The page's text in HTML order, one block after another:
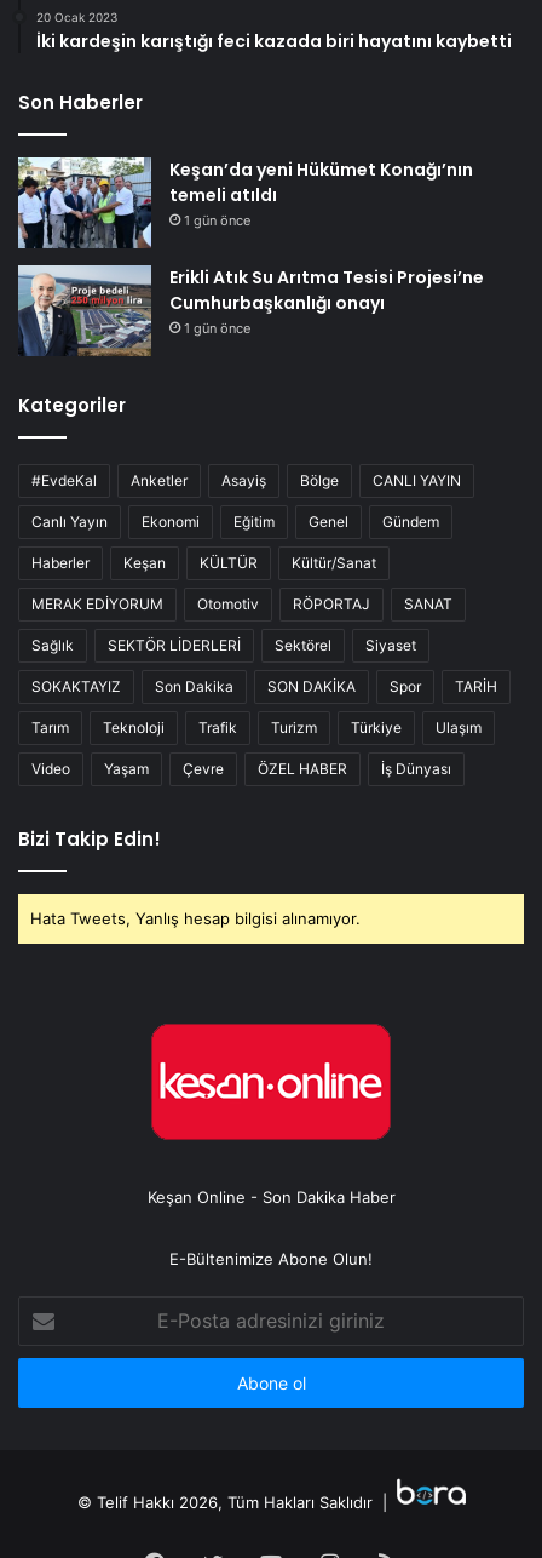
20 Ocak 2023
İki kardeşin karıştığı feci kazada biri hayatını kaybetti
Son Haberler
Keşan’da yeni Hükümet Konağı’nın
temeli atıldı
1 gün önce
Erikli Atık Su Arıtma Tesisi Projesi’ne
Cumhurbaşkanlığı onayı
1 gün önce
Kategoriler
#EvdeKal Anketler Asayiş Bölge CANLI YAYIN
Canlı Yayın Ekonomi Eğitim Genel Gündem
Haberler Keşan KÜLTÜR Kültür/Sanat
MERAK EDİYORUM Otomotiv RÖPORTAJ SANAT
Sağlık SEKTÖR LİDERLERİ Sektörel Siyaset
SOKAKTAYIZ Son Dakika SON DAKİKA Spor TARİH
Tarım Teknoloji Trafik Turizm Türkiye Ulaşım
Video Yaşam Çevre ÖZEL HABER İş Dünyası
Bizi Takip Edin!
Hata Tweets, Yanlış hesap bilgisi alınamıyor.
Keşan Online - Son Dakika Haber
E-Bültenimize Abone Olun!
Posta
adresinizi
© Telif Hakkı 2026, Tüm Hakları Saklıdır |